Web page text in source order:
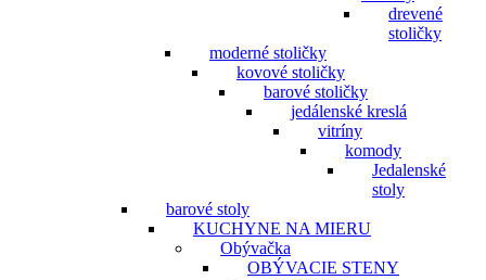
drevené
stoličky
moderné stoličky
kovové stoličky
barové stoličky
jedálenské kreslá
vitríny
komody
Jedalenské
stoly
barové stoly
KUCHYNE NA MIERU
Obývačka
OBÝVACIE STENY